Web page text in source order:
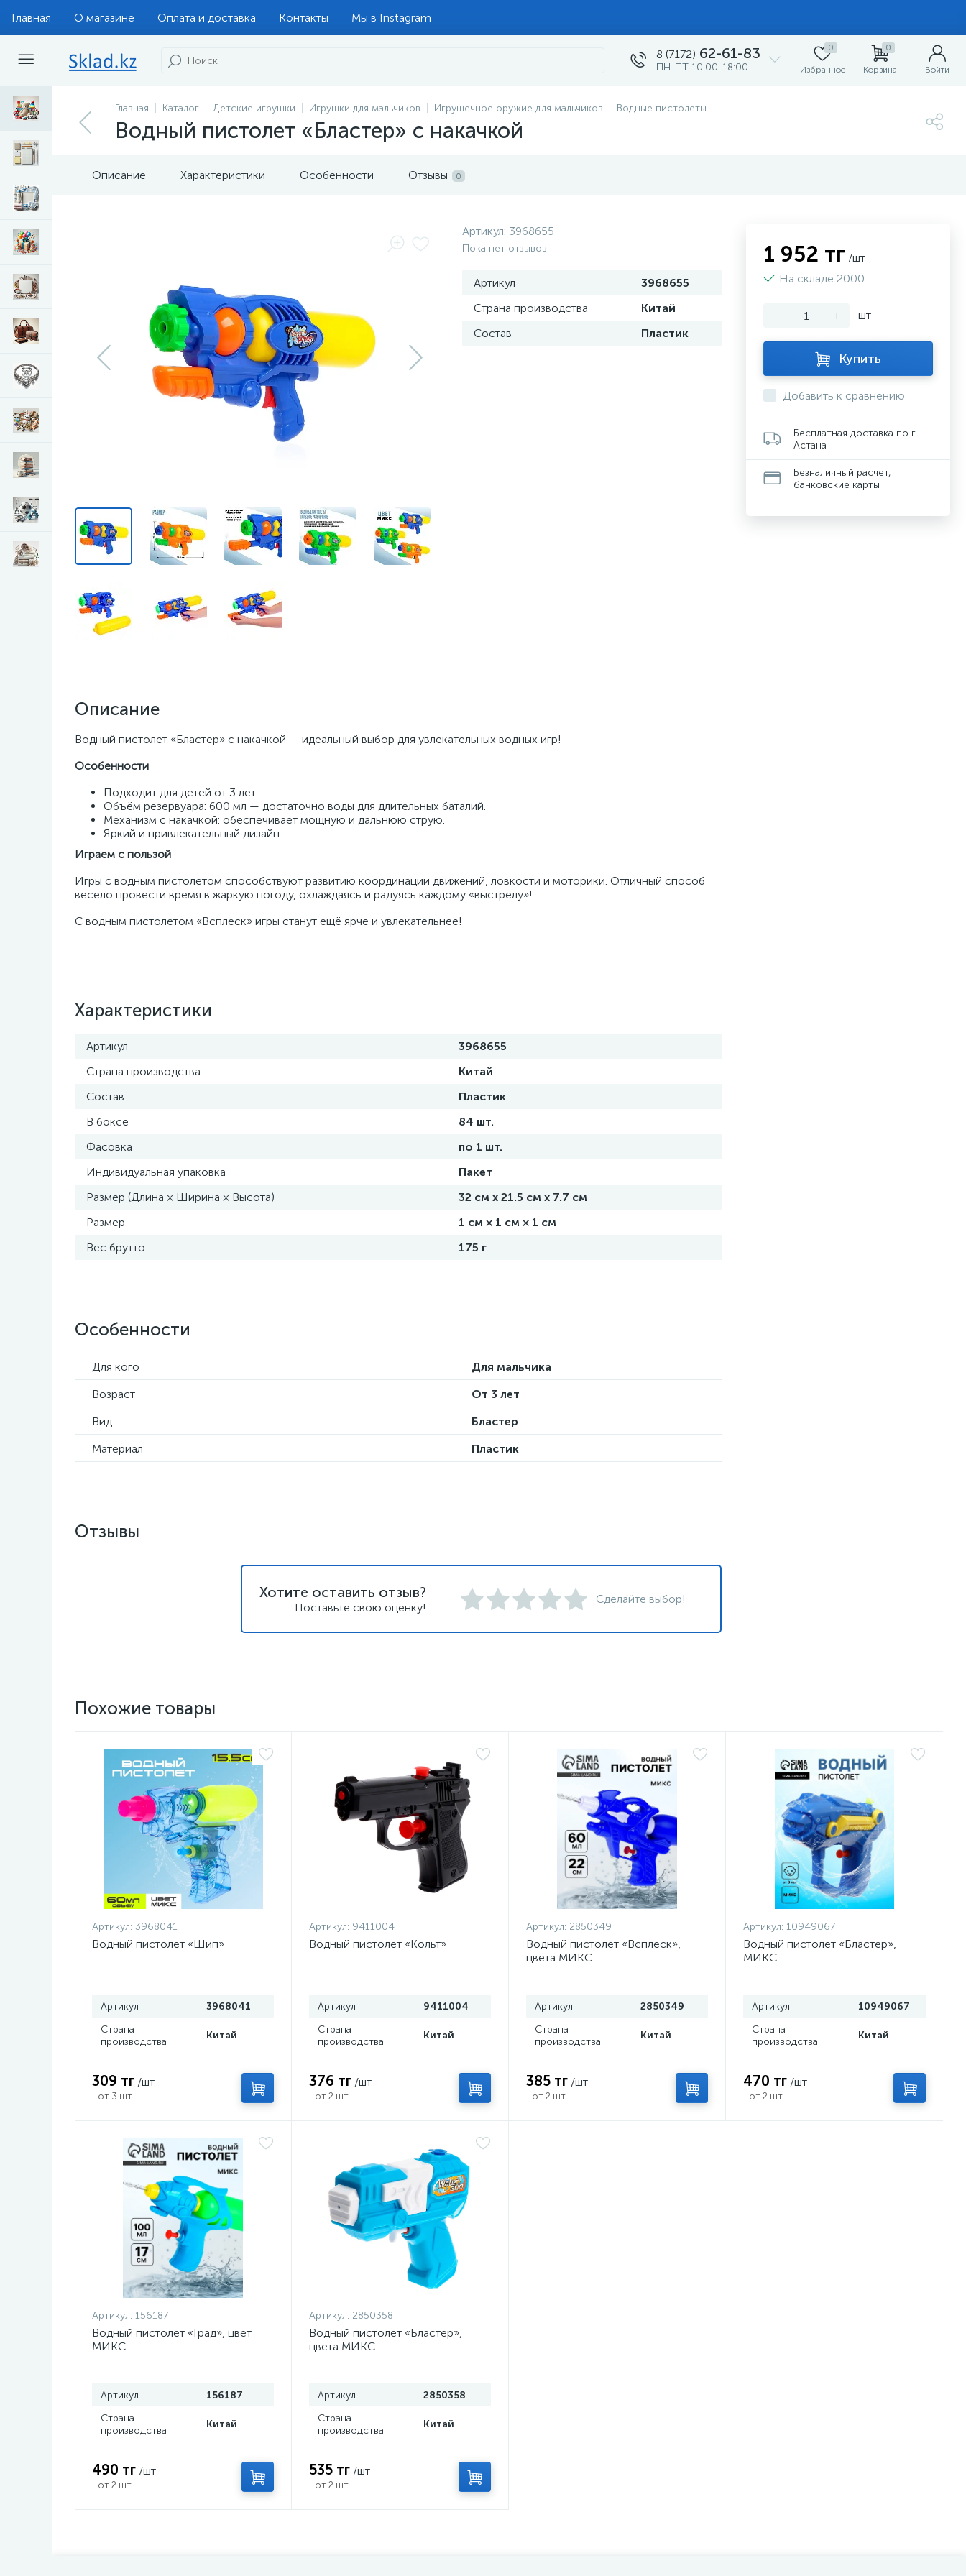
Главная О магазине Оплата и доставка Контакты Мы в Instagram
8 (7172) 62-61-83
ПН-ПТ 10:00-18:00
0
Избранное
0
Корзина Войти
Главная Каталог Детские игрушки Игрушки для мальчиков Игрушечное оружие для мальчиков Водные пистолеты
Водный пистолет «Бластер» с накачкой
Описание Характеристики Особенности Отзывы 0
Артикул: 3968655
Пока нет отзывов
Артикул
3968655
Страна производства
Китай
Состав
Пластик
Описание
Водный пистолет «Бластер» с накачкой — идеальный выбор для увлекательных водных игр!
Особенности
Подходит для детей от 3 лет.
Объём резервуара: 600 мл — достаточно воды для длительных баталий.
Механизм с накачкой: обеспечивает мощную и дальнюю струю.
Яркий и привлекательный дизайн.
Играем с пользой
Игры с водным пистолетом способствуют развитию координации движений, ловкости и моторики. Отличный способ
весело провести время в жаркую погоду, охлаждаясь и радуясь каждому «выстрелу»!
С водным пистолетом «Всплеск» игры станут ещё ярче и увлекательнее!
Характеристики
Артикул
3968655
Страна производства
Китай
Состав
Пластик
В боксе
84 шт.
Фасовка
по 1 шт.
Индивидуальная упаковка
Пакет
Размер (Длина × Ширина × Высота)
32 см х 21.5 см х 7.7 см
Размер
1 см × 1 см × 1 см
Вес брутто
175 г
Особенности
Для кого
Для мальчика
Возраст
От 3 лет
Вид
Бластер
Материал
Пластик
1 952 тг /шт
На складе 2000
- + шт
Купить
Добавить к сравнению
Бесплатная доставка по г.
Астана
Безналичный расчет,
банковские карты
Отзывы
Хотите оставить отзыв?
Поставьте свою оценку!
Сделайте выбор!
Похожие товары
Артикул: 3968041
Водный пистолет «Шип»
Артикул
3968041
Страна
производства
Китай
309 тг /шт
от 3 шт.
Артикул: 9411004
Водный пистолет «Кольт»
Артикул
9411004
Страна
производства
Китай
376 тг /шт
от 2 шт.
Артикул: 2850349
Водный пистолет «Всплеск»,
цвета МИКС
Артикул
2850349
Страна
производства
Китай
385 тг /шт
от 2 шт.
Артикул: 10949067
Водный пистолет «Бластер»,
МИКС
Артикул
10949067
Страна
производства
Китай
470 тг /шт
от 2 шт.
Артикул: 156187
Водный пистолет «Град», цвет
МИКС
Артикул
156187
Страна
производства
Китай
490 тг /шт
от 2 шт.
Артикул: 2850358
Водный пистолет «Бластер»,
цвета МИКС
Артикул
2850358
Страна
производства
Китай
535 тг /шт
от 2 шт.